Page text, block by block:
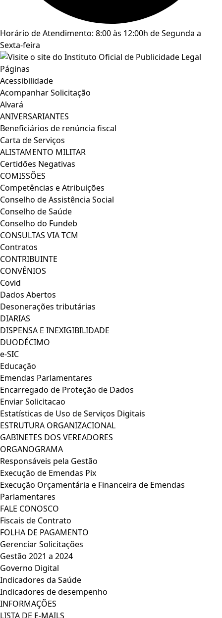
Horário de Atendimento: 8:00 às 12:00h de Segunda a
Sexta-feira
Páginas
Acessibilidade
Acompanhar Solicitação
Alvará
ANIVERSARIANTES
Beneficiários de renúncia fiscal
Carta de Serviços
ALISTAMENTO MILITAR
Certidões Negativas
COMISSÕES
Competências e Atribuições
Conselho de Assistência Social
Conselho de Saúde
Conselho do Fundeb
CONSULTAS VIA TCM
Contratos
CONTRIBUINTE
CONVÊNIOS
Covid
Dados Abertos
Desonerações tributárias
DIARIAS
DISPENSA E INEXIGIBILIDADE
DUODÉCIMO
e-SIC
Educação
Emendas Parlamentares
Encarregado de Proteção de Dados
Enviar Solicitacao
Estatísticas de Uso de Serviços Digitais
ESTRUTURA ORGANIZACIONAL
GABINETES DOS VEREADORES
ORGANOGRAMA
Responsáveis pela Gestão
Execução de Emendas Pix
Execução Orçamentária e Financeira de Emendas
Parlamentares
FALE CONOSCO
Fiscais de Contrato
FOLHA DE PAGAMENTO
Gerenciar Solicitações
Gestão 2021 a 2024
Governo Digital
Indicadores da Saúde
Indicadores de desempenho
INFORMAÇÕES
LISTA DE E-MAILS